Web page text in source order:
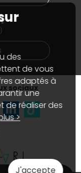
sociaux
des
de vous
adaptés à
une
de réaliser des
>
J'accepte